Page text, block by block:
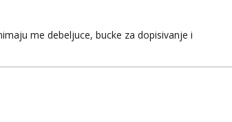
me debeljuce, bucke za dopisivanje i